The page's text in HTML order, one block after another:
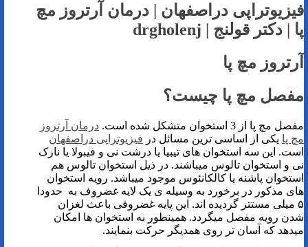
فیزیوتراپی دراصفهان | درمان آرتروز مچ
پا | دکتر قولنج | drgholenj
آرتروز مچ پا
مفصل مچ پا چیست؟
مفصل مچ پا از 3 استخوان متشکل شده است.
درمان آرتروز
مچ پا یکی از اساسی ترین مسائل در فیزیوتراپی دراصفهان
است. این سه استخوان های تیبیا یا درشت نی و فیبولا یا نازک
نی و استخوان تالوس میباشند. در ذیل استخوان تالوس هم
استخوان پاشنه یا کالکانئوس موجود میباشد. رویه استخوان
های مذکور در برخورد به وسیله ی یک لایه غضروف به حدودا
۵ میلی مستتر گردیده اند. این پایه غضروفی باعث لغزان
شدن رویه مفصل میگردد. همینطور به استخوان ها امکان
میدهد که آسان تر روی همدیگر حرکت بنمایند.